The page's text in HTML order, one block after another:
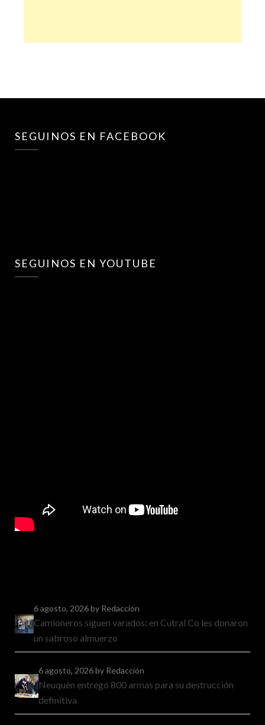
SEGUINOS EN FACEBOOK
SEGUINOS EN YOUTUBE
6 agosto, 2026by Redacción
Camioneros siguen varados: en Cutral Co les donaron
un sabroso almuerzo
6 agosto, 2026by Redacción
Neuquén entregó 800 armas para su destrucción
definitiva